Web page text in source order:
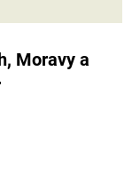
Moravy a